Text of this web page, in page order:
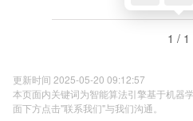
1 / 1
更新时间 2025-05-20 09:12:57
本页面内关键词为智能算法引擎基于机器
面下方点击"联系我们"与我们沟通。